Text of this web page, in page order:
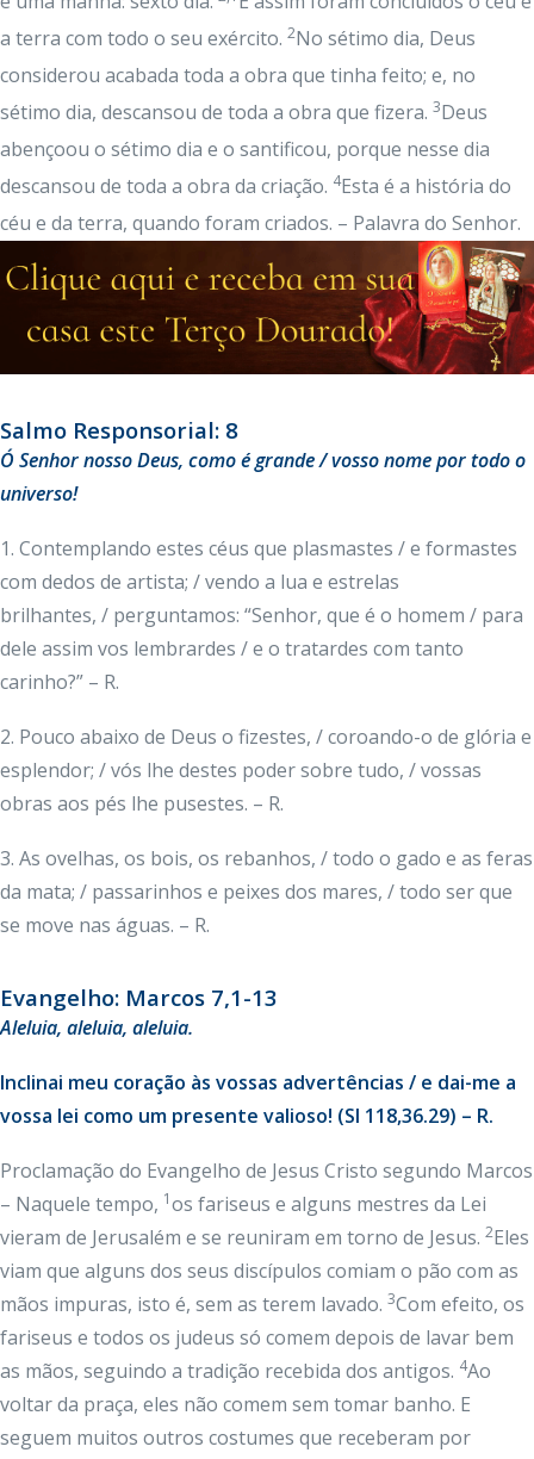
a terra com todo o seu exército. 2No sétimo dia, Deus
considerou acabada toda a obra que tinha feito; e, no
sétimo dia, descansou de toda a obra que fizera. 3Deus
abençoou o sétimo dia e o santificou, porque nesse dia
descansou de toda a obra da criação. 4Esta é a história do
céu e da terra, quando foram criados. – Palavra do Senhor.
Salmo Responsorial: 8
Ó Senhor nosso Deus, como é grande / vosso nome por todo o
universo!
1. Contemplando estes céus que plasmastes / e formastes
com dedos de artista; / vendo a lua e estrelas
brilhantes, / perguntamos: “Senhor, que é o homem / para
dele assim vos lembrardes / e o tratardes com tanto
carinho?” – R.
2. Pouco abaixo de Deus o fizestes, / coroando-o de glória e
esplendor; / vós lhe destes poder sobre tudo, / vossas
obras aos pés lhe pusestes. – R.
3. As ovelhas, os bois, os rebanhos, / todo o gado e as feras
da mata; / passarinhos e peixes dos mares, / todo ser que
se move nas águas. – R.
Evangelho: Marcos 7,1-13
Aleluia, aleluia, aleluia.
Inclinai meu coração às vossas advertências / e dai-me a
vossa lei como um presente valioso! (Sl 118,36.29) – R.
Proclamação do Evangelho de Jesus Cristo segundo Marcos
– Naquele tempo, 1os fariseus e alguns mestres da Lei
vieram de Jerusalém e se reuniram em torno de Jesus. 2Eles
viam que alguns dos seus discípulos comiam o pão com as
mãos impuras, isto é, sem as terem lavado. 3Com efeito, os
fariseus e todos os judeus só comem depois de lavar bem
as mãos, seguindo a tradição recebida dos antigos. 4Ao
voltar da praça, eles não comem sem tomar banho. E
seguem muitos outros costumes que receberam por